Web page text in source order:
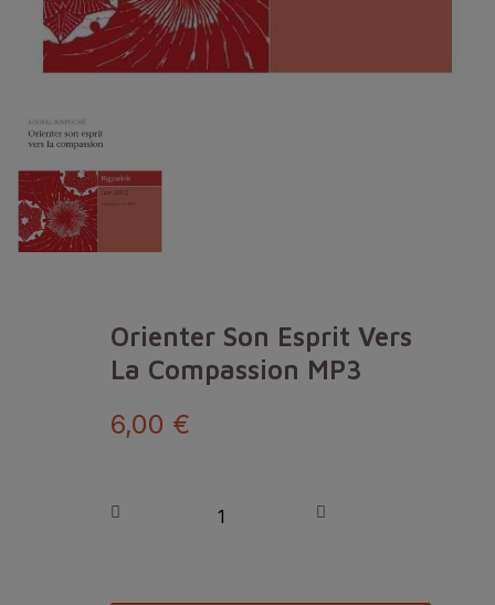
Orienter Son Esprit Vers
La Compassion MP3
6,00 €